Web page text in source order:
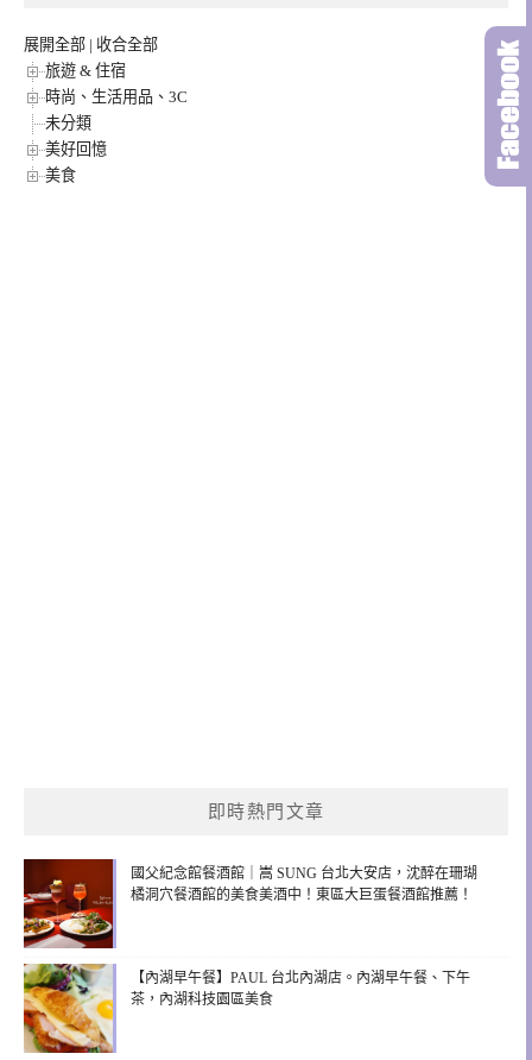
展開全部 | 收合全部
旅遊 & 住宿
時尚、生活用品、3C
未分類
美好回憶
美食
即時熱門文章
國父紀念館餐酒館｜嵩 SUNG 台北大安店，沈醉在珊瑚
橘洞穴餐酒館的美食美酒中！東區大巨蛋餐酒館推薦！
【內湖早午餐】PAUL 台北內湖店。內湖早午餐、下午
茶，內湖科技園區美食